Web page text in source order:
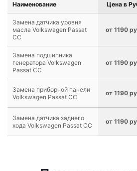
Наименование Цена в
Замена датчика уровня
масла Volkswagen Passat
CC
от 1190
Замена подшипника
генератора Volkswagen
Passat CC
от 1190
Замена приборной панели
Volkswagen Passat CC
от 1190
Замена датчика заднего
хода Volkswagen Passat CC
от 1190